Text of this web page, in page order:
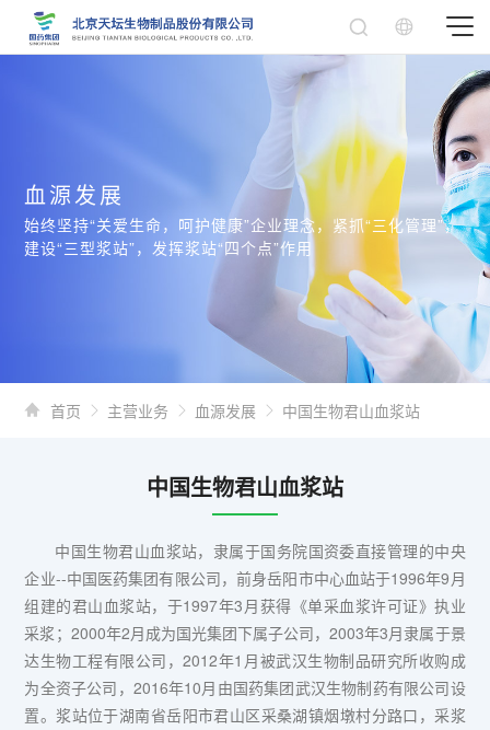
血源发展
始终坚持“关爱生命，呵护健康”企业理念，紧抓“三化管理”，
建设“三型浆站”，发挥浆站“四个点”作用
首页 主营业务 血源发展 中国生物君山血浆站
中国生物君山血浆站
中国生物君山血浆站，隶属于国务院国资委直接管理的中央
企业--中国医药集团有限公司，前身岳阳市中心血站于1996年9月
组建的君山血浆站，于1997年3月获得《单采血浆许可证》执业
采浆；2000年2月成为国光集团下属子公司，2003年3月隶属于景
达生物工程有限公司，2012年1月被武汉生物制品研究所收购成
为全资子公司，2016年10月由国药集团武汉生物制药有限公司设
置。浆站位于湖南省岳阳市君山区采桑湖镇烟墩村分路口，采浆